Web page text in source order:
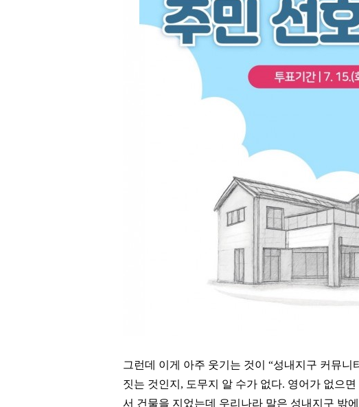
그런데 이게 아주 웃기는 것이 “성내지구 커뮤니
짓는 것인지 , 도무지 알 수가 없다. 영어가 없으면
서 건물을 지었는데 우리나라 말은 성내지구 밖